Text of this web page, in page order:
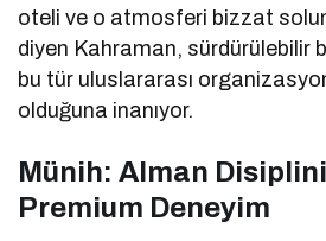
oteli ve o atmosferi bizzat
diyen Kahraman, sürdürülebilir
bu tür uluslararası
olduğuna inanıyor.
Münih: Alman
Premium Deneyim